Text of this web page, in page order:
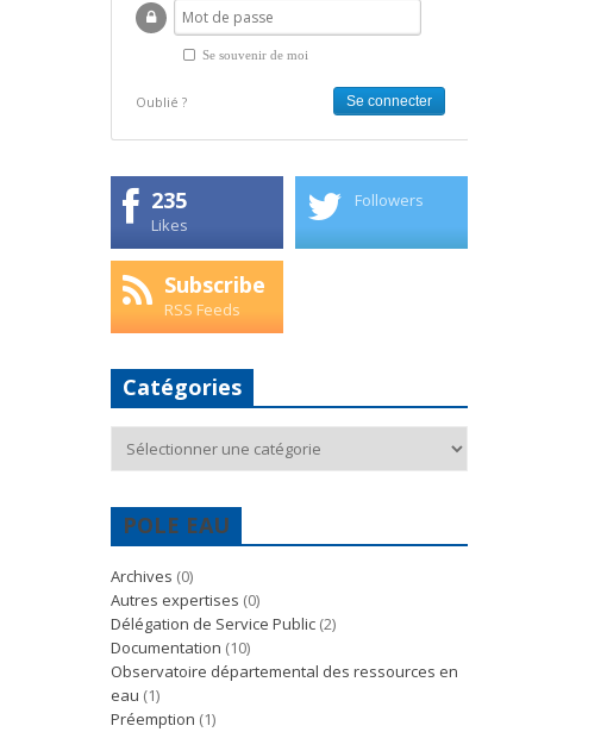
Se souvenir de moi
Oublié ?
235
Likes
Followers
Subscribe
RSS Feeds
Catégories
POLE EAU
Archives (0)
Autres expertises (0)
Délégation de Service Public (2)
Documentation (10)
Observatoire départemental des ressources en
eau (1)
Préemption (1)